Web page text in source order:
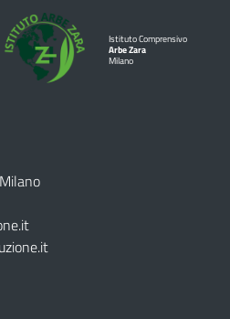
Istituto Comprensivo
Arbe Zara
Milano